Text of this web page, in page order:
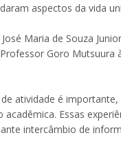
aspectos da vida
Maria de Souza
Goro Mutsuura
atividade é
Essas
intercâmbio de